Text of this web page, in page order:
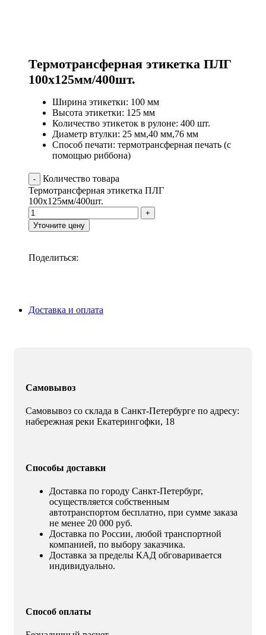
Термотрансферная этикетка ПЛГ
100х125мм/400шт.
Ширина этикетки: 100 мм
Высота этикетки: 125 мм
Количество этикеток в рулоне: 400 шт.
Диаметр втулки: 25 мм,40 мм,76 мм
Способ печати: термотрансферная печать (с
помощью риббона)
Количество товара
Термотрансферная этикетка ПЛГ
100х125мм/400шт.
Уточните цену
Поделиться:
Доставка и оплата
Самовывоз
Самовывоз со склада в Санкт-Петербурге по адресу:
набережная реки Екатерингофки, 18
Способы доставки
Доставка по городу Санкт-Петербург,
осуществляется собственным
автотранспортом бесплатно, при сумме заказа
не менее 20 000 руб.
Доставка по России, любой транспортной
компанией, по выбору заказчика.
Доставка за пределы КАД обговаривается
индивидуально.
Способ оплаты